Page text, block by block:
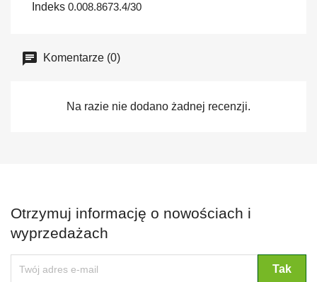
Indeks 0.008.8673.4/30
Komentarze (0)
Na razie nie dodano żadnej recenzji.
Otrzymuj informację o nowościach i
wyprzedażach